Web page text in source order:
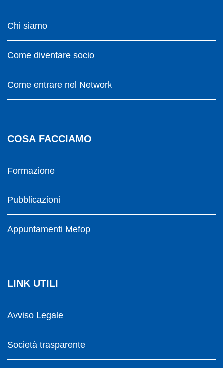
Chi siamo
Come diventare socio
Come entrare nel Network
COSA FACCIAMO
Formazione
Pubblicazioni
Appuntamenti Mefop
LINK UTILI
Avviso Legale
Società trasparente